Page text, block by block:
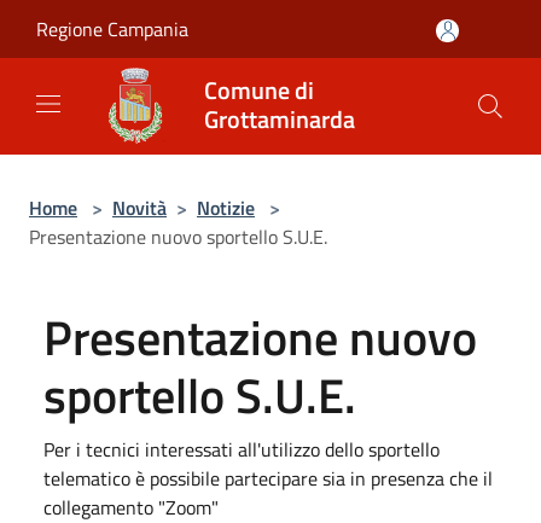
Regione Campania
Comune di
Grottaminarda
Home > Novità > Notizie >
Presentazione nuovo sportello S.U.E.
Presentazione nuovo
sportello S.U.E.
Per i tecnici interessati all'utilizzo dello sportello
telematico è possibile partecipare sia in presenza che il
collegamento "Zoom"